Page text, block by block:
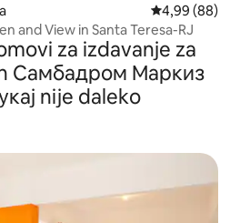
Prosečna
4,99 (88)
and View in Santa Teresa-RJ
za izdavanje za
Самбадром Маркиз
nije daleko